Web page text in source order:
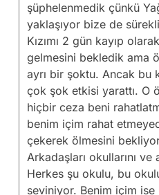
şüphelenmedik çünkü
yaklaşıyor bize de
Kızımı 2 gün kayıp
gelmesini bekledik ama
ayrı bir şoktu. Ancak bu
çok şok etkisi yarattı. O
hiçbir ceza beni
benim içim rahat
çekerek ölmesini
Arkadaşları okullarını ve
Herkes şu okulu, bu
seviniyor. Benim içim ise